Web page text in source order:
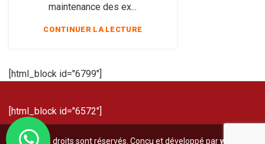
maintenance des ex...
CONTINUER LA LECTURE
[html_block id="6799"]
[html_block id="6572"]
© Tous les droits sont réservés. Conçu et développé parwww.off-